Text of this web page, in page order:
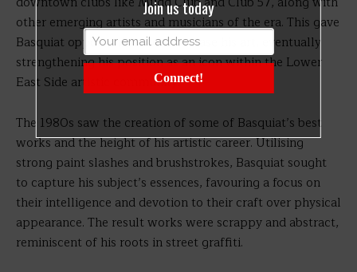
other emerging artists and musicians of the era. This gave
Basquiat opportunities to showcase his art, eventually
strengthening his position as an icon within the Lower
East Side artistic community.
The 1980s saw the creation of some of Basquiat’s best
works and the height of his artistic career. Utilising
strong paint slashes and brushstrokes, Basquiat sought
to capture his subject’s essences, favouring a focus on
their intelligence and devotion to their craft over physical
appearance. The result works were scrappy and abstract,
reminiscent of his roots in street graffiti.
Join us today
Connect!